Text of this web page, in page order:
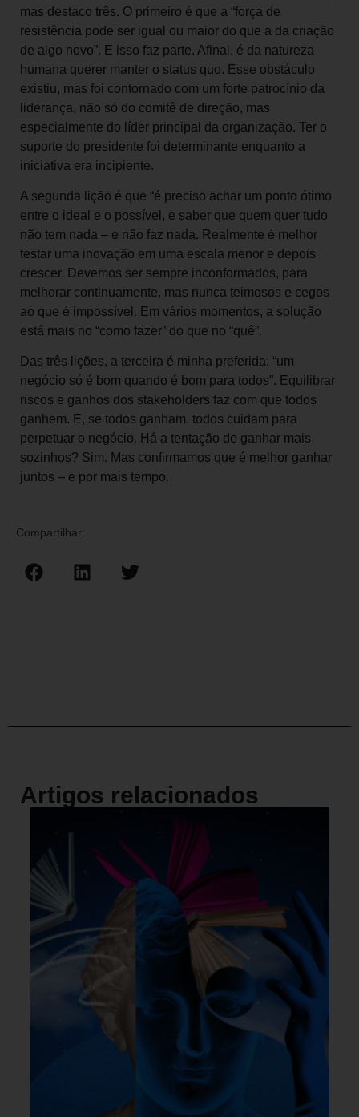
mas destaco três. O primeiro é que a “força de
resistência pode ser igual ou maior do que a da criação
de algo novo”. E isso faz parte. Afinal, é da natureza
humana querer manter o status quo. Esse obstáculo
existiu, mas foi contornado com um forte patrocínio da
liderança, não só do comitê de direção, mas
especialmente do líder principal da organização. Ter o
suporte do presidente foi determinante enquanto a
iniciativa era incipiente.
A segunda lição é que “é preciso achar um ponto ótimo
entre o ideal e o possível, e saber que quem quer tudo
não tem nada – e não faz nada. Realmente é melhor
testar uma inovação em uma escala menor e depois
crescer. Devemos ser sempre inconformados, para
melhorar continuamente, mas nunca teimosos e cegos
ao que é impossível. Em vários momentos, a solução
está mais no “como fazer” do que no “quê”.
Das três lições, a terceira é minha preferida: “um
negócio só é bom quando é bom para todos”. Equilibrar
riscos e ganhos dos stakeholders faz com que todos
ganhem. E, se todos ganham, todos cuidam para
perpetuar o negócio. Há a tentação de ganhar mais
sozinhos? Sim. Mas confirmamos que é melhor ganhar
juntos – e por mais tempo.
Compartilhar:
Artigos relacionados